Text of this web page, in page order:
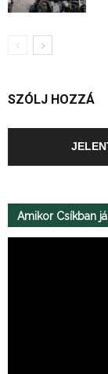
SZÓLJ HOZZÁ
Amikor Csíkban